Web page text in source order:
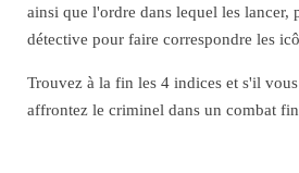
ainsi que l'ordre dans lequel les lancer,
détective pour faire correspondre les
Trouvez à la fin les 4 indices et s'il
affrontez le criminel dans un combat